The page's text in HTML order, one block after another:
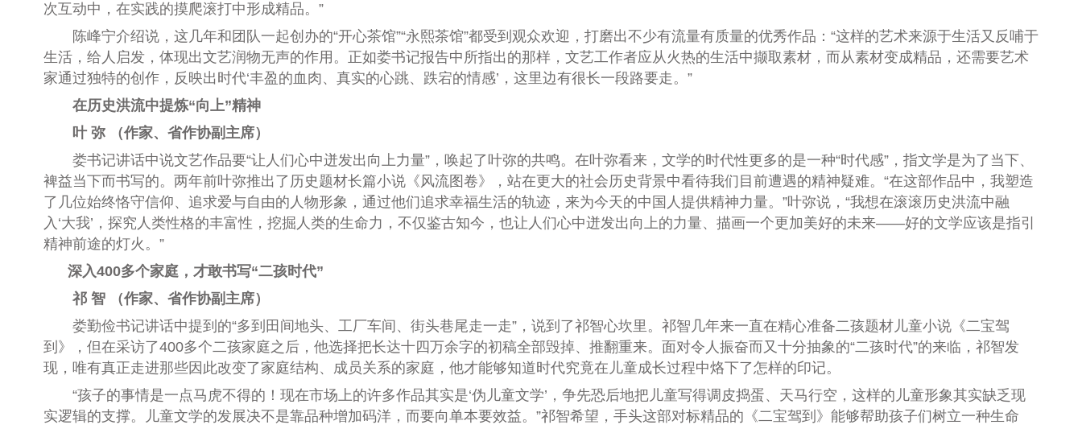
次互动中，在实践的摸爬滚打中形成精品。”
陈峰宁介绍说，这几年和团队一起创办的“开心茶馆”“永熙茶馆”都受到观众欢迎，打磨出不少有流量有质量的优秀作品：“这样的艺术来源于生活又反哺于
生活，给人启发，体现出文艺润物无声的作用。正如娄书记报告中所指出的那样，文艺工作者应从火热的生活中撷取素材，而从素材变成精品，还需要艺术
家通过独特的创作，反映出时代‘丰盈的血肉、真实的心跳、跌宕的情感’，这里边有很长一段路要走。”
在历史洪流中提炼“向上”精神
叶 弥 （作家、省作协副主席）
娄书记讲话中说文艺作品要“让人们心中迸发出向上力量”，唤起了叶弥的共鸣。在叶弥看来，文学的时代性更多的是一种“时代感”，指文学是为了当下、
裨益当下而书写的。两年前叶弥推出了历史题材长篇小说《风流图卷》，站在更大的社会历史背景中看待我们目前遭遇的精神疑难。“在这部作品中，我塑造
了几位始终恪守信仰、追求爱与自由的人物形象，通过他们追求幸福生活的轨迹，来为今天的中国人提供精神力量。”叶弥说，“我想在滚滚历史洪流中融
入‘大我’，探究人类性格的丰富性，挖掘人类的生命力，不仅鉴古知今，也让人们心中迸发出向上的力量、描画一个更加美好的未来——好的文学应该是指引
精神前途的灯火。”
深入400多个家庭， 才敢书写“二孩时代”
祁 智 （作家、省作协副主席）
娄勤俭书记讲话中提到的“多到田间地头、工厂车间、街头巷尾走一走”，说到了祁智心坎里。祁智几年来一直在精心准备二孩题材儿童小说《二宝驾
到》，但在采访了400多个二孩家庭之后，他选择把长达十四万余字的初稿全部毁掉、推翻重来。面对令人振奋而又十分抽象的“二孩时代”的来临，祁智发
现，唯有真正走进那些因此改变了家庭结构、成员关系的家庭，他才能够知道时代究竟在儿童成长过程中烙下了怎样的印记。
“孩子的事情是一点马虎不得的！现在市场上的许多作品其实是‘伪儿童文学’，争先恐后地把儿童写得调皮捣蛋、天马行空，这样的儿童形象其实缺乏现
实逻辑的支撑。儿童文学的发展决不是靠品种增加码洋，而要向单本要效益。”祁智希望，手头这部对标精品的《二宝驾到》能够帮助孩子们树立一种生命